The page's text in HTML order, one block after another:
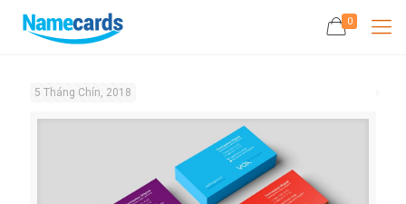
0
5 Tháng Chín, 2018